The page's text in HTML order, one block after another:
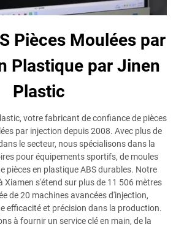
Pièces Moulées par
Plastique par Jinen
Plastic
votre fabricant de confiance de pièces
par injection depuis 2008. Avec plus de
le secteur, nous spécialisons dans la
pour équipements sportifs, de moules
pièces en plastique ABS durables. Notre
Xiamen s'étend sur plus de 11 506 mètres
de 20 machines avancées d'injection,
efficacité et précision dans la production.
à fournir un service clé en main, de la